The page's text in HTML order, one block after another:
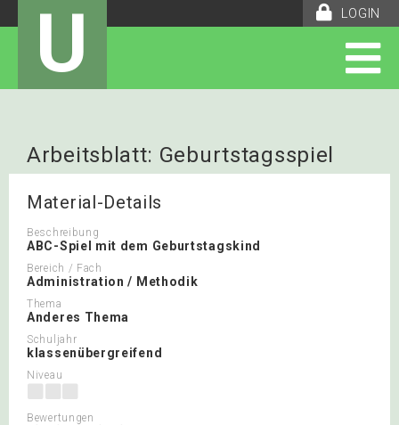
LOGIN
U
Arbeitsblatt: Geburtstagsspiel
Material-Details
Beschreibung
ABC-Spiel mit dem Geburtstagskind
Bereich / Fach
Administration / Methodik
Thema
Anderes Thema
Schuljahr
klassenübergreifend
Niveau
Bewertungen